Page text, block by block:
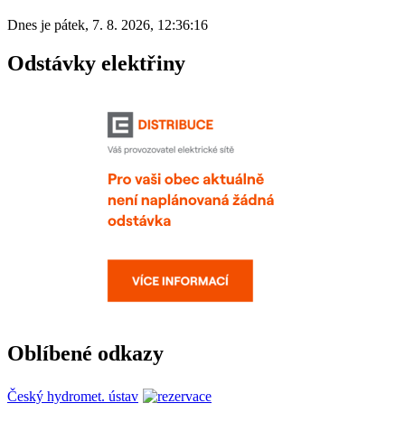
Dnes je pátek, 7. 8. 2026, 12:36:16
Odstávky elektřiny
Oblíbené odkazy
Český hydromet. ústav